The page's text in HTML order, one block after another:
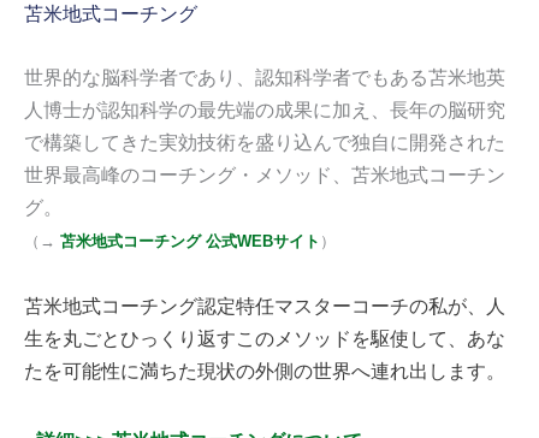
苫米地式コーチング
世界的な脳科学者であり、認知科学者でもある苫米地英
人博士が認知科学の最先端の成果に加え、長年の脳研究
で構築してきた実効技術を盛り込んで独自に開発された
世界最高峰のコーチング・メソッド、苫米地式コーチン
グ。
（ → 苫米地式コーチング 公式WEBサイト ）
苫米地式コーチング認定特任マスターコーチの私が、
人
生を丸ごとひっくり返すこのメソッドを駆使して、 あな
たを可能性に満ちた現状の外側の世界へ連れ出します。